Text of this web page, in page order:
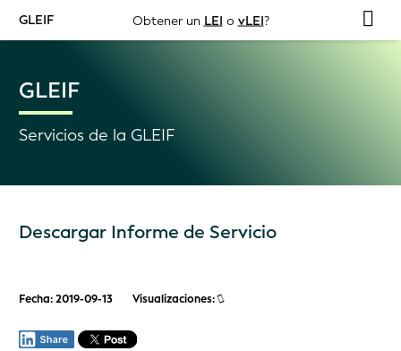
GLEIF Obtener un LEI o vLEI?
GLEIF
Servicios de la GLEIF
Descargar Informe de Servicio
Fecha: 2019-09-13 Visualizaciones: